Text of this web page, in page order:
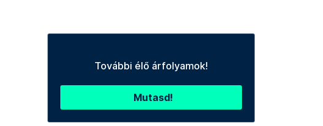
További élő árfolyamok!
Mutasd!